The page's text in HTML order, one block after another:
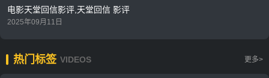
电影天堂回信影评,天堂回信 影评
2025年09月11日
热门标签 VIDEOS 更多>